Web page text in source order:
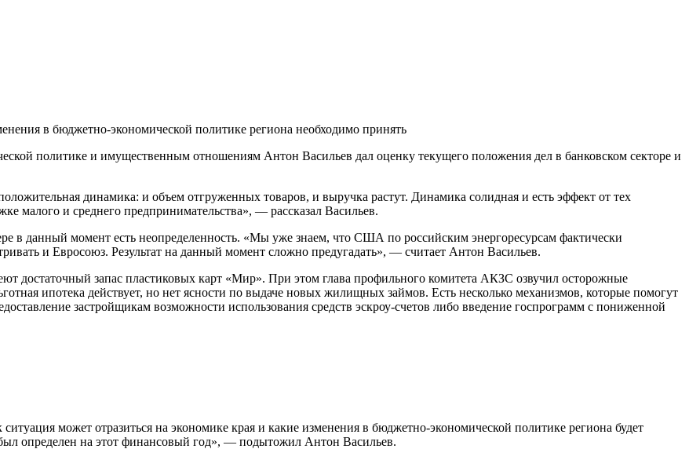
политике и имущественным отношениям Антон Васильев дал оценку текущего положения дел в банковском секторе и
динамика: и объем отгруженных товаров, и выручка растут. Динамика солидная и есть эффект от тех
малого и среднего предпринимательства», — рассказал Васильев.
в данный момент есть неопределенность. «Мы уже знаем, что США по российским энергоресурсам фактически
и Евросоюз. Результат на данный момент сложно предугадать», — считает Антон Васильев.
достаточный запас пластиковых карт «Мир». При этом глава профильного комитета АКЗС озвучил осторожные
ипотека действует, но нет ясности по выдаче новых жилищных займов. Есть несколько механизмов, которые помогут
застройщикам возможности использования средств эскроу-счетов либо введение госпрограмм с пониженной
может отразиться на экономике края и какие изменения в бюджетно-экономической политике региона будет
определен на этот финансовый год», — подытожил Антон Васильев.